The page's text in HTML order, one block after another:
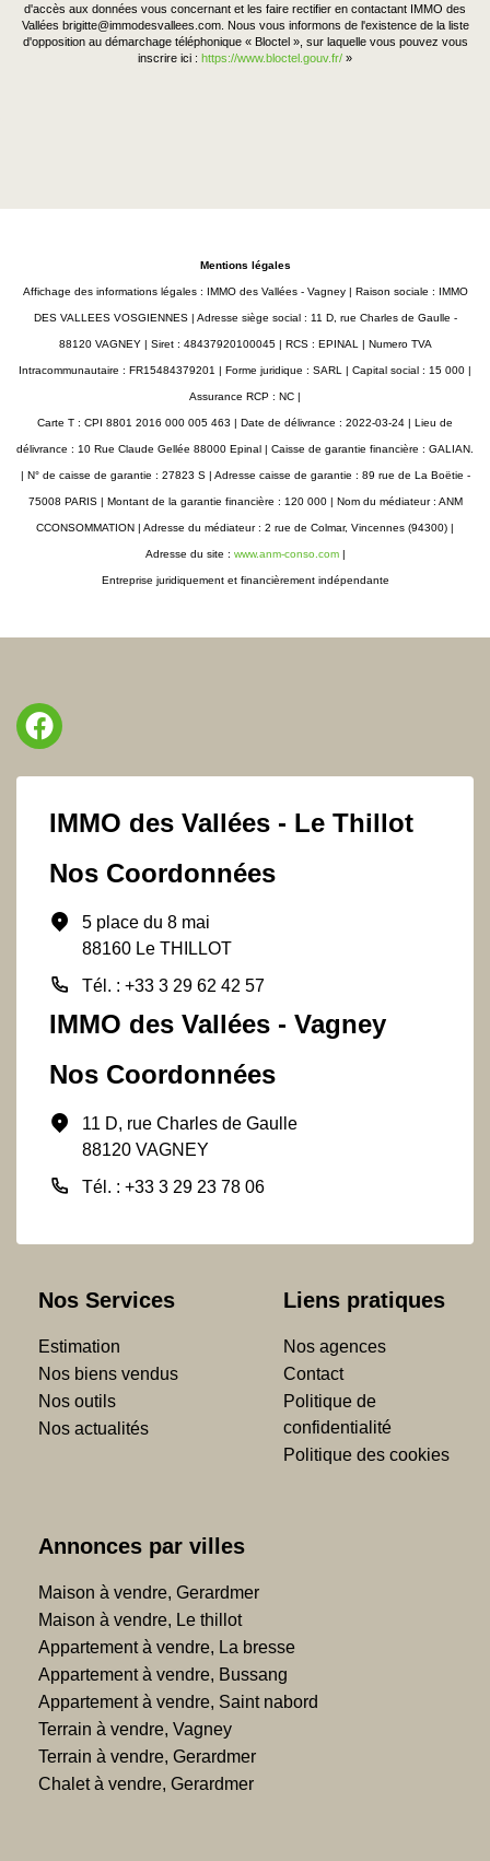
d'accès aux données vous concernant et les faire rectifier en contactant IMMO des
Vallées brigitte@immodesvallees.com. Nous vous informons de l'existence de la liste
d'opposition au démarchage téléphonique « Bloctel », sur laquelle vous pouvez vous
inscrire ici : https://www.bloctel.gouv.fr/ »
Mentions légales
Affichage des informations légales : IMMO des Vallées - Vagney | Raison sociale : IMMO
DES VALLEES VOSGIENNES | Adresse siège social : 11 D, rue Charles de Gaulle -
88120 VAGNEY | Siret : 48437920100045 | RCS : EPINAL | Numero TVA
Intracommunautaire : FR15484379201 | Forme juridique : SARL | Capital social : 15 000 |
Assurance RCP : NC |
Carte T : CPI 8801 2016 000 005 463 | Date de délivrance : 2022-03-24 | Lieu de
délivrance : 10 Rue Claude Gellée 88000 Epinal | Caisse de garantie financière : GALIAN.
| N° de caisse de garantie : 27823 S | Adresse caisse de garantie : 89 rue de La Boëtie -
75008 PARIS | Montant de la garantie financière : 120 000 | Nom du médiateur : ANM
CCONSOMMATION | Adresse du médiateur : 2 rue de Colmar, Vincennes (94300) |
Adresse du site : www.anm-conso.com|
Entreprise juridiquement et financièrement indépendante
IMMO des Vallées - Le Thillot
Nos Coordonnées
5 place du 8 mai
88160 Le THILLOT
Tél. : +33 3 29 62 42 57
IMMO des Vallées - Vagney
Nos Coordonnées
11 D, rue Charles de Gaulle
88120 VAGNEY
Tél. : +33 3 29 23 78 06
Nos Services
Estimation
Nos biens vendus
Nos outils
Nos actualités
Liens pratiques
Nos agences
Contact
Politique de
confidentialité
Politique des cookies
Annonces par villes
Maison à vendre, Gerardmer
Maison à vendre, Le thillot
Appartement à vendre, La bresse
Appartement à vendre, Bussang
Appartement à vendre, Saint nabord
Terrain à vendre, Vagney
Terrain à vendre, Gerardmer
Chalet à vendre, Gerardmer